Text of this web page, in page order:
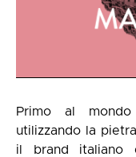
Primo al
utilizzando la
il brand italiano